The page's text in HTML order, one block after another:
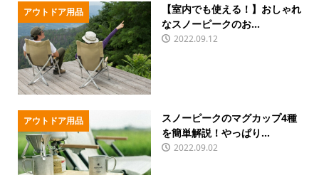
アウトドア用品
【室内でも使える！】おしゃれ
なスノーピークのお...
2022.09.12
アウトドア用品
スノーピークのマグカップ4種
を簡単解説！やっぱり...
2022.09.02